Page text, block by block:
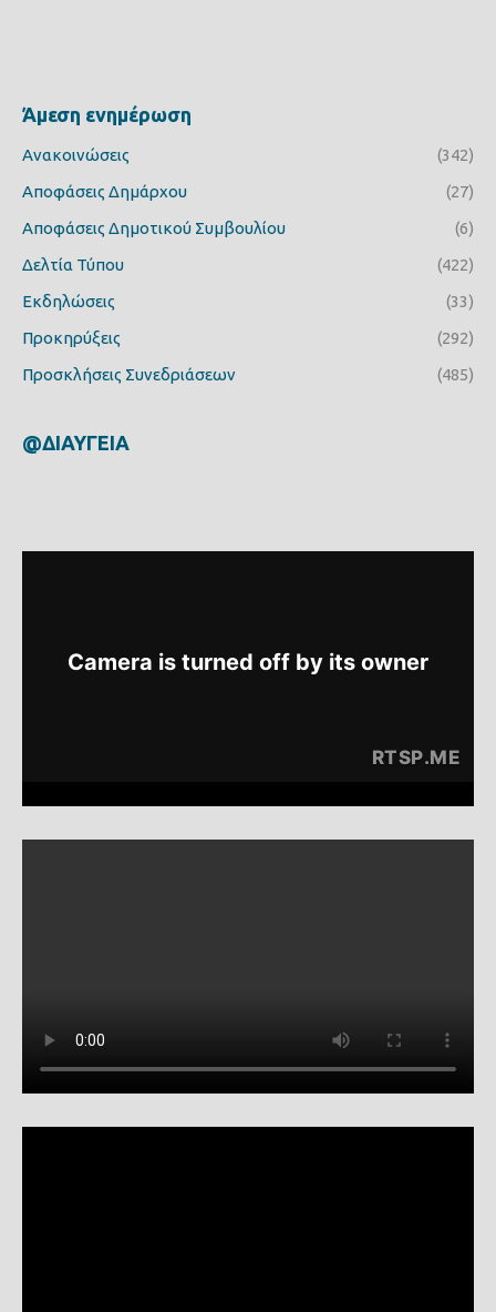
Άμεση ενημέρωση
Ανακοινώσεις
(342)
Αποφάσεις Δημάρχου
(27)
Αποφάσεις Δημοτικού Συμβουλίου
(6)
Δελτία Τύπου
(422)
Εκδηλώσεις
(33)
Προκηρύξεις
(292)
Προσκλήσεις Συνεδριάσεων
(485)
@ΔΙΑΥΓΕΙΑ